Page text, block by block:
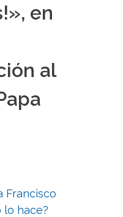
en
al
Francisco
lo hace?